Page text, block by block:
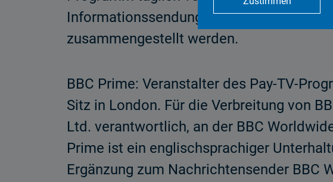
Informationssendungen ausgestrahlt
zusammengestellt werden.
BBC Prime: Veranstalter des Pay-TV-
Sitz in London. Für die Verbreitung von
Ltd. verantwortlich, an der BBC
Prime ist ein englischsprachiger
Ergänzung zum Nachrichtensender BBC